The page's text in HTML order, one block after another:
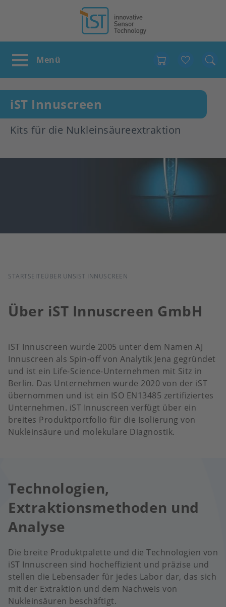
iST Innuscreen
Kits für die Nukleinsäureextraktion
PFADNAVIGATION
STARTSEITEÜBER UNSIST INNUSCREEN
Über iST Innuscreen GmbH
iST Innuscreen wurde 2005 unter dem Namen AJ
Innuscreen als Spin-off von Analytik Jena gegründet
und ist ein Life-Science-Unternehmen mit Sitz in
Berlin. Das Unternehmen wurde 2020 von der iST
übernommen und ist ein ISO EN13485 zertifiziertes
Unternehmen. iST Innuscreen verfügt über ein
breites Produktportfolio für die Isolierung von
Nukleinsäure und molekulare Diagnostik.
Technologien,
Extraktionsmethoden und
Analyse
Die breite Produktpalette und die Technologien von
iST Innuscreen sind hocheffizient und präzise und
stellen die Lebensader für jedes Labor dar, das sich
mit der Extraktion und dem Nachweis von
Nukleinsäuren beschäftigt.